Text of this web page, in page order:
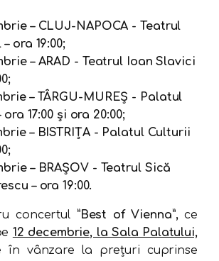
– CLUJ-NAPOCA - Teatrul
ora 19:00;
– ARAD - Teatrul Ioan Slavici
– TÂRGU-MUREȘ - Palatul
17:00 și ora 20:00;
– BISTRIȚA - Palatul Culturii
– BRAȘOV - Teatrul Sică
– ora 19:00.
concertul ”Best of Vienna”,ce
12 decembrie, la Sala Palatului,
în vânzare la prețuri cuprinse